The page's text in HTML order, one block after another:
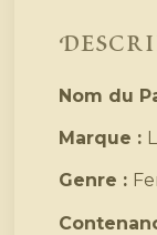
Nom du
Marque :
Genre :